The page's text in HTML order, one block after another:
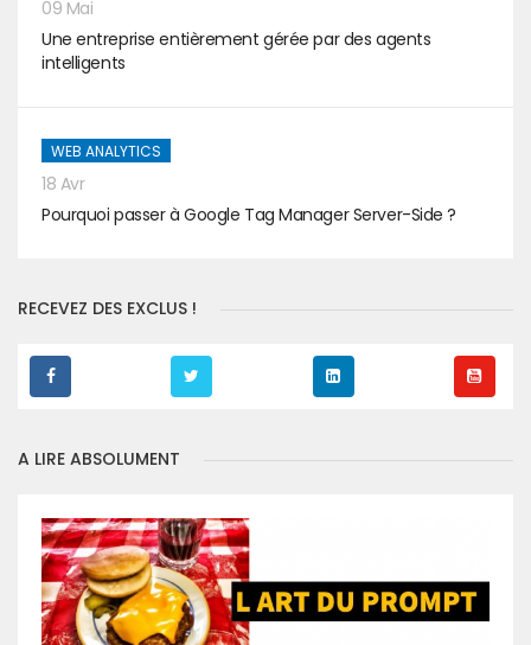
09 Mai
Une entreprise entièrement gérée par des agents
intelligents
WEB ANALYTICS
18 Avr
Pourquoi passer à Google Tag Manager Server-Side ?
RECEVEZ DES EXCLUS !
A LIRE ABSOLUMENT